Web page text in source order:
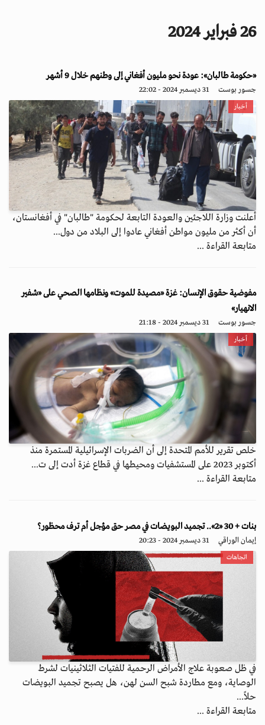
a
o
n
26 فبراير 2024
«حكومة طالبان»: عودة نحو مليون أفغاني إلى وطنهم خلال 9 أشهر
جسور بوست 31 ديسمبر 2024 - 22:02
أخبار
أعلنت وزارة اللاجئين والعودة التابعة لحكومة "طالبان" في أفغانستان،
أن أكثر من مليون مواطن أفغاني عادوا إلى البلاد من دول...
متابعة القراءة ...
مفوضية حقوق الإنسان: غزة «مصيدة للموت» ونظامها الصحي على «شفير
الانهيار»
جسور بوست 31 ديسمبر 2024 - 21:18
أخبار
خلص تقرير للأمم المتحدة إلى أن الضربات الإسرائيلية المستمرة منذ
أكتوبر 2023 على المستشفيات ومحيطها في قطاع غزة أدت إلى ت...
متابعة القراءة ...
بنات + 30 «2».. تجميد البويضات في مصر حق مؤجل أم ترف محظور؟
إيمان الوراقي 31 ديسمبر 2024 - 20:23
اتجاهات
في ظل صعوبة علاج الأمراض الرحمية للفتيات الثلاثينيات لشرط
الوصاية، ومع مطاردة شبح السن لهن، هل يصبح تجميد البويضات
حلاً...
متابعة القراءة ...